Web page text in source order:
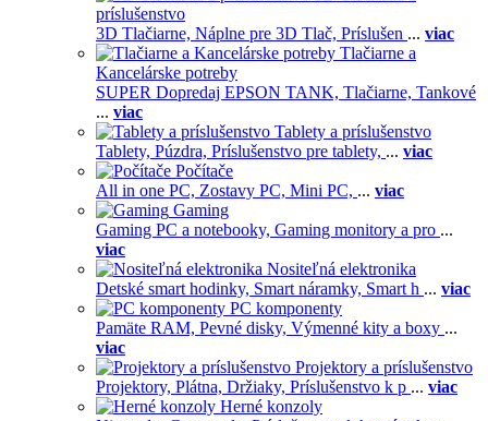
príslušenstvo
3D Tlačiarne, Náplne pre 3D Tlač, Príslušen ... viac
Tlačiarne a
Kancelárske potreby
SUPER Dopredaj EPSON TANK, Tlačiarne, Tankové
... viac
Tablety a príslušenstvo
Tablety, Púzdra, Príslušenstvo pre tablety, ... viac
Počítače
All in one PC, Zostavy PC, Mini PC, ... viac
Gaming
Gaming PC a notebooky, Gaming monitory a pro ...
viac
Nositeľná elektronika
Detské smart hodinky, Smart náramky, Smart h ... viac
PC komponenty
Pamäte RAM, Pevné disky, Výmenné kity a boxy ...
viac
Projektory a príslušenstvo
Projektory, Plátna, Držiaky, Príslušenstvo k p ... viac
Herné konzoly